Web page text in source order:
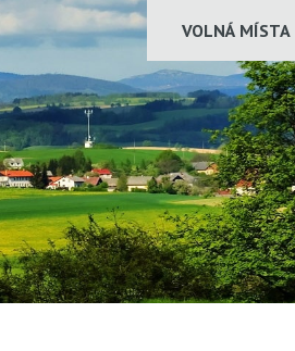
VOLNÁ MÍSTA